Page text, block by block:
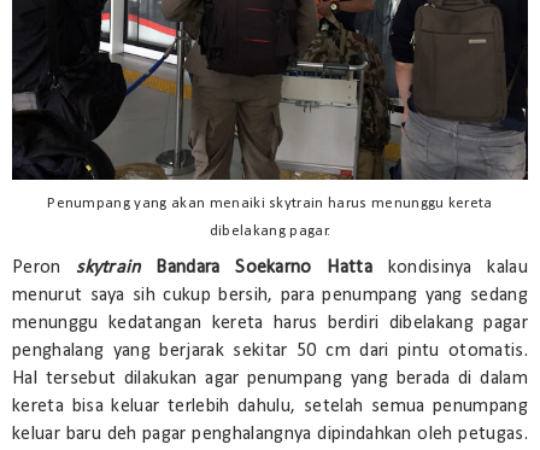
Penumpang yang akan menaiki skytrain harus menunggu kereta
dibelakang pagar.
Peron skytrain Bandara Soekarno Hatta
kondisinya kalau
menurut saya sih cukup bersih, para penumpang yang sedang
menunggu kedatangan kereta harus berdiri dibelakang pagar
penghalang yang berjarak sekitar 50 cm dari pintu otomatis.
Hal tersebut dilakukan agar penumpang yang berada di dalam
kereta bisa keluar terlebih dahulu, setelah semua penumpang
keluar baru deh pagar penghalangnya dipindahkan oleh petugas.